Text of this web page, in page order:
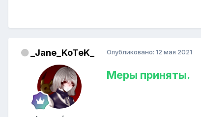
_Jane_KoTeK_ Опубликовано: 12 мая 2021
Меры приняты.